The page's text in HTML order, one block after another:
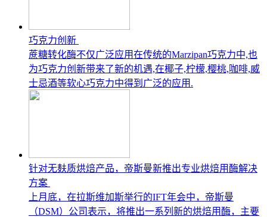
巧克力创新
蔗糖转化酶不仅广泛应用在传统的Marzipan巧克力中,也
为巧克力创新带来了新的机遇,在椰子,柠檬,樱桃,咖啡,威
士忌酒等软心巧克力中得到广泛的应用.
针对无麸质烘焙产品，帝斯曼新推出专业烘焙用酶解决
方案
上月底，在拉斯维加斯举行的IFT年会中，帝斯曼
（DSM）公司表示，将推出一系列新的烘焙用酶，主要